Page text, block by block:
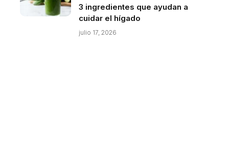
3 ingredientes que ayudan a
cuidar el hígado
julio 17, 2026